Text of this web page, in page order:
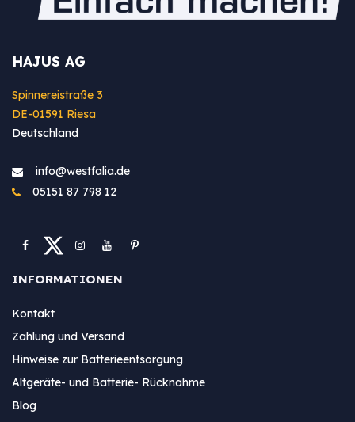
HAJUS AG
Spinnereistraße 3
DE-01591 Riesa
Deutschland
info@westfa​lia.de
05151 87 798 12
INFORMATIONEN
Kontakt
Zahlung und Versand
Hinweise zur Batterieentsorgung
Altgeräte- und Batterie- Rücknahme
Blog